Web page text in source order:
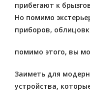
прибегают к
Но помимо
приборов,
помимо этого, вы
Заиметь для
устройства,